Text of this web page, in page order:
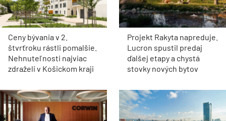
Ceny bývania v 2.
štvrťroku rástli pomalšie.
Nehnuteľnosti najviac
zdraželi v Košickom kraji
Projekt Rakyta napreduje.
Lucron spustil predaj
ďalšej etapy a chystá
stovky nových bytov